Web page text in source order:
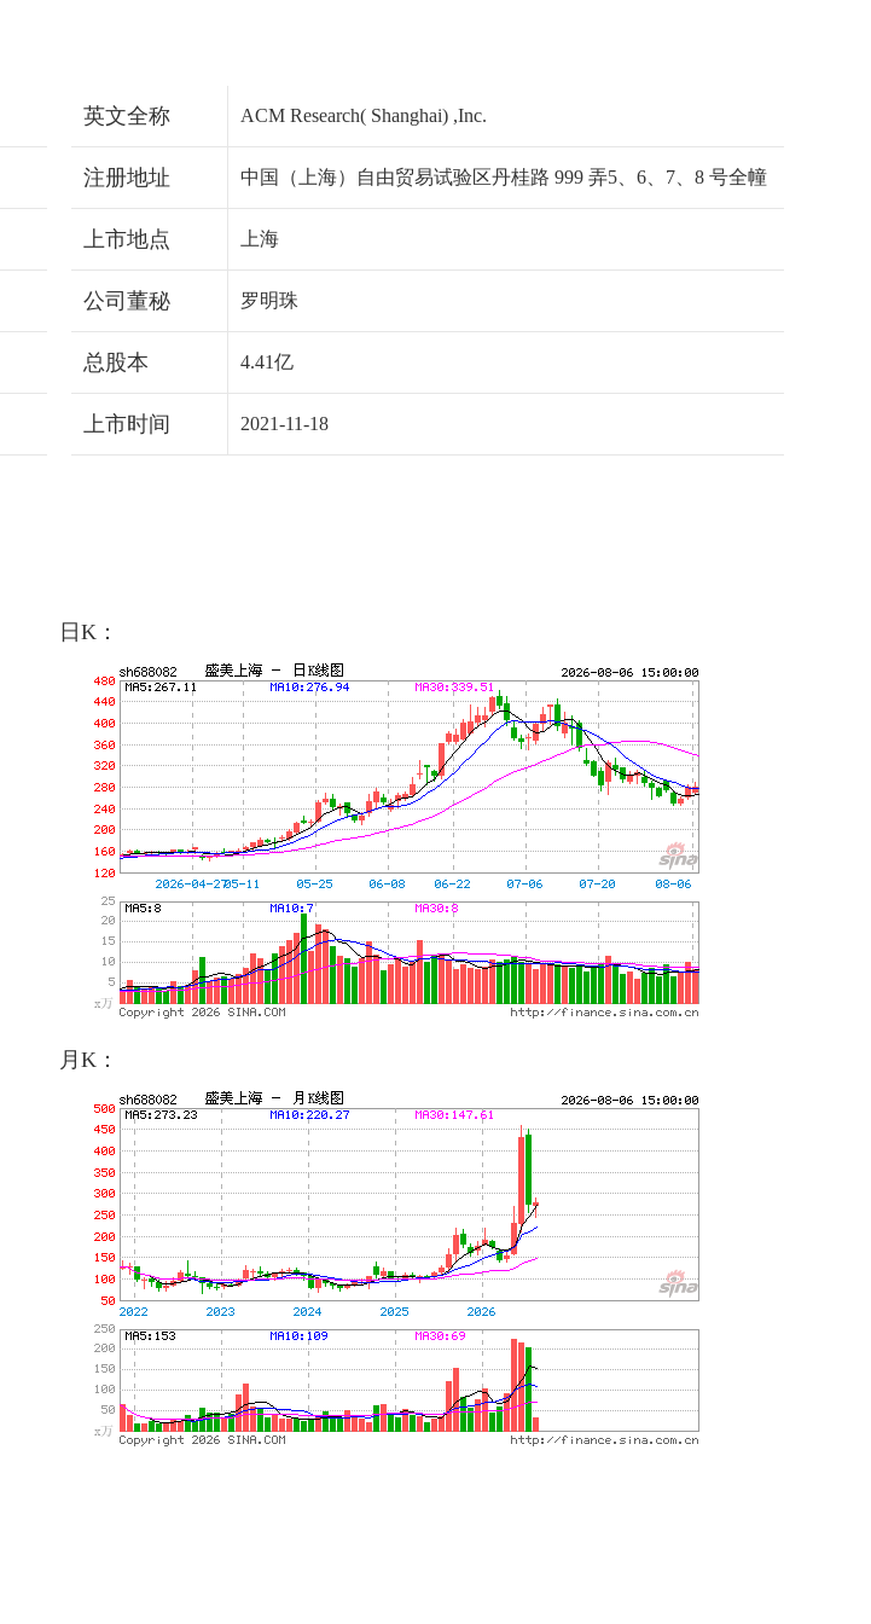
英文全称 ACM Research( Shanghai) ,Inc.
注册地址 中国（上海）自由贸易试验区丹桂路 999 弄5、6、7、8 号全幢
上市地点 上海
公司董秘 罗明珠
总股本 4.41亿
上市时间 2021-11-18
日K：
月K：